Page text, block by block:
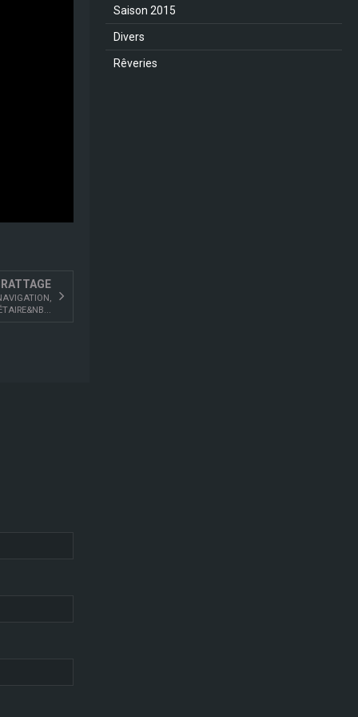
Saison 2015
Divers
Rêveries